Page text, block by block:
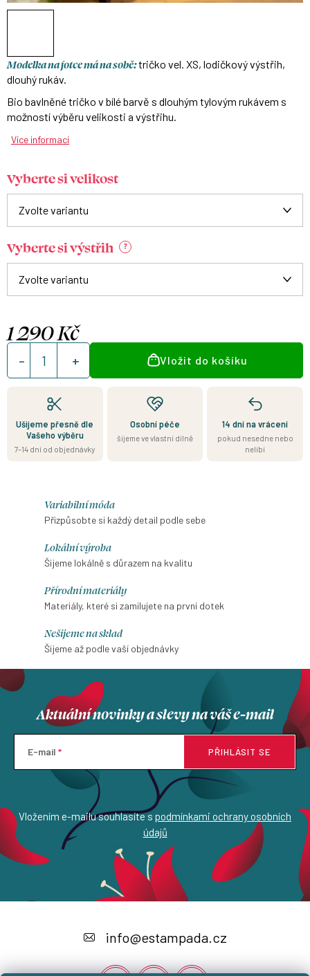
Modelka na fotce má na sobě:tričko vel. XS, lodičkový výstřih,
dlouhý rukáv.
Bio bavlněné tričko v bílé barvě s dlouhým tylovým rukávem s
možností výběru velikosti a výstřihu.
Více informací
Vyberte si velikost
Vyberte si výstřih ?
1 290 Kč
Měrná
cena:
Vložit do košíku
Ušijeme přesně dle
Vašeho výběru
7–14 dní od objednávky
Osobní péče
šijeme ve vlastní dílně
14 dní na vrácení
pokud nesedne nebo
nelíbí
Variabilní móda
Přizpůsobte si každý detail podle sebe
Lokální výroba
Šijeme lokálně s důrazem na kvalitu
Přírodní materiály
Materiály, které si zamilujete na první dotek
Nešijeme na sklad
Šijeme až podle vaší objednávky
Aktuální novinky a slevy na váš e-mail
E-mail
Vložením e-mailu souhlasíte s podmínkami ochrany osobních
údajů
PŘIHLÁSIT SE
info@estampada.cz